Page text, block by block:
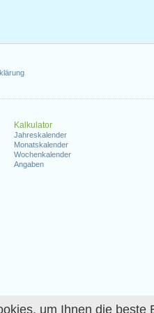
um Ihnen die beste
Kalkulator
Jahreskalender
Monatskalender
Wochenkalender
Angaben